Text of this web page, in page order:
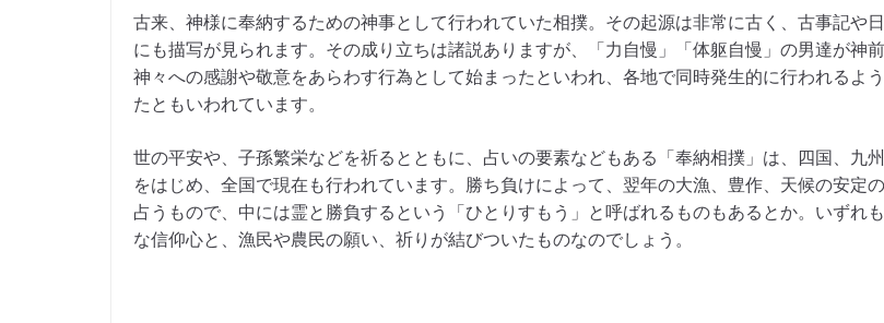
古来、神様に奉納するための神事として行われていた相撲。その起源は非常に古く、古事記や
にも描写が見られます。その成り立ちは諸説ありますが、「力自慢」「体躯自慢」の男達が神前
神々への感謝や敬意をあらわす行為として始まったといわれ、各地で同時発生的に行われるよ
たともいわれています。
世の平安や、子孫繁栄などを祈るとともに、占いの要素などもある「奉納相撲」は、四国、九
をはじめ、全国で現在も行われています。勝ち負けによって、翌年の大漁、豊作、天候の安定
占うもので、中には霊と勝負するという「ひとりすもう」と呼ばれるものもあるとか。いずれ
な信仰心と、漁民や農民の願い、祈りが結びついたものなのでしょう。